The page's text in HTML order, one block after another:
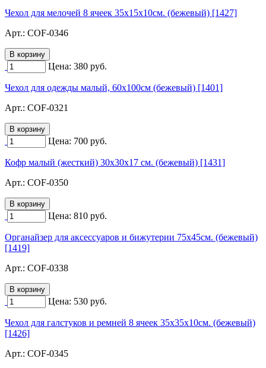
Чехол для мелочей 8 ячеек 35х15х10см. (бежевый) [1427]
Арт.: COF-0346
Цена: 380 руб.
Чехол для одежды малый, 60х100см (бежевый) [1401]
Арт.: COF-0321
Цена: 700 руб.
Кофр малый (жесткий) 30х30х17 см. (бежевый) [1431]
Арт.: COF-0350
Цена: 810 руб.
Органайзер для аксессуаров и бижутерии 75х45см. (бежевый)
[1419]
Арт.: COF-0338
Цена: 530 руб.
Чехол для галстуков и ремней 8 ячеек 35х35х10см. (бежевый)
[1426]
Арт.: COF-0345